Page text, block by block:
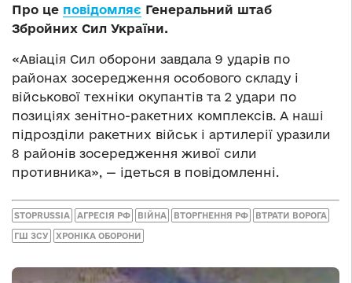
Про це повідомляє Генеральний штаб
Збройних Сил України.
«Авіація Сил оборони завдала 9 ударів по
районах зосередження особового складу і
військової техніки окупантів та 2 удари по
позиціях зенітно-ракетних комплексів. А наші
підрозділи ракетних військ і артилерії уразили
8 районів зосередження живої сили
противника», — ідеться в повідомленні.
STOPRUSSIA АГРЕСІЯ РФ ВІЙНА ВТОРГНЕННЯ РФ ВТРАТИ ВОРОГА
ГШ ЗСУ ХРОНІКА ОБОРОНИ